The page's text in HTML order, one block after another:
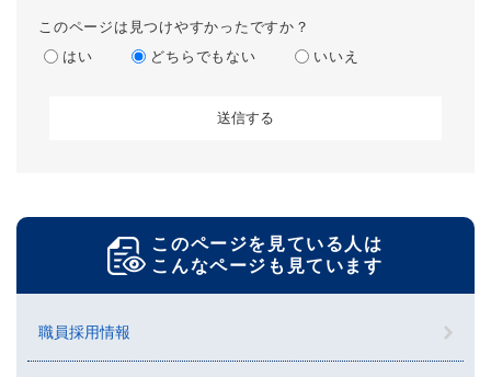
このページは見つけやすかったですか？
はい
どちらでもない いいえ
このページを見ている人は
こんなページも見ています
職員採用情報